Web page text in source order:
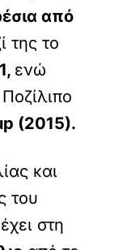
από
της το
ενώ
(2015).
και
του
στη